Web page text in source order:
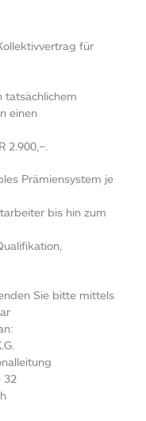
für
tatsächlichem
einen
2.900,–.
Prämiensystem je
bis hin zum
Sie bitte mittels
32